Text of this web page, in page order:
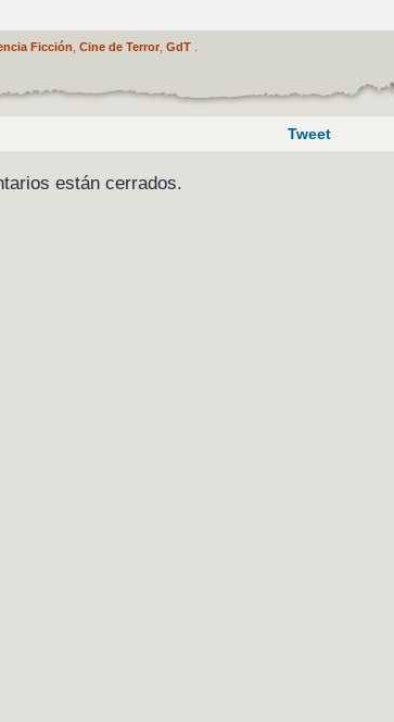
Ficción Cine de Terror, GdT.
Tweet
están cerrados.